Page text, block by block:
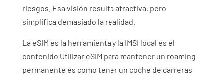
riesgos. Esa visión resulta atractiva, pero
simplifica demasiado la realidad.
La eSIM es la herramienta y la IMSI local es el
contenido Utilizar eSIM para mantener un roaming
permanente es como tener un coche de carreras